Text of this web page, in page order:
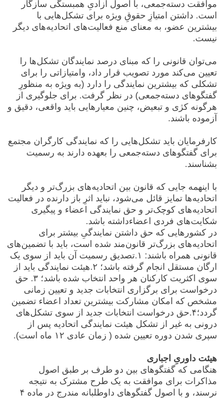
موافقت دسته‌جمعی، با اصول آزادیِ همبستگی سازگار
است. داشتن امتیازِ حقوقِ ویژه برای تشکل‌هایی با
بیشترین عضو، به معنای منع فعالیت‌های اتحادیه‌های دیگر
نیست.
می‌توان قانونی را که مبنای درصد نمایندگان تشکل‌ها را
تعیین می‌کند مورد تصویب قرار داد، وامتیازاتی را برای
تشکلی که بیشترین نمایندگی را دارد (به ویژه به منظورِ
گفتگوهای دسته‌جمعی) در نظر گرفت. برای جلوگیری از
هرگونه کژی و تبعیض، چنین معیارهایی باید واقعی، دقیق و
آزموده باشند.
کارفرمایان باید تشکل‌هایی را که نمایندگی کارگران مجتمع
برای گفتگوهای دسته‌جمعی را بعهده دارند به رسمیت
بشناسند.
با اینهمه جایی که قانون بین اتحادیه‌های بزرگ‌تر و دیگر
اتحادیه‌ها تمایز قائل می‌شود، نباید اثرِ باز دارنده در فعالیت
اتحادیه‌های کوچک‌تر و حق نمایندگی اعضاء و پیگیری
شکایت‌های فردی اعضاءداشته باشد.
در کشورهایی که حق داشتن نمایندگیِ بیشتر برای
اتحادیه‌های بزرگ‌تر قانون‌مند شده است، باید با تضمین‌های
قانونی همراه باشند: ۱.تصدیق رسمیت آن باید از سوی یک
ارگان مستقل انجام گرفته باشد؛ ۲.هیئت نمایندگی باید از
سوی اکثریت کارکنان هر واحد انتخاب شده باشد؛ ۳. حق
درخواست برای برگزاری انتخابات جدید و تعیین زمانی
مشخص که امکان مشارکت بیشترین تعداد اعضاء تضمین
گردد؛۴.حق درخواست انتخابات جدید از سوی تشکل‌های
درونی به غیر از تشکل هیئت نمایندگی اتحادیه پس از
سپری شدن دوره تعیین شده ( زمان عادی ۱۲ ماه است).
هیئت داوریِ اجباری
هنگامی که گفتگوهای بین دو طرف بر طبق اصول
مذاکرات برای موافقت به یک طرح مشترک به نتیجه
نرسند، و با اصول گفتگوهای داوطلبانه مندرج در ماده ۴